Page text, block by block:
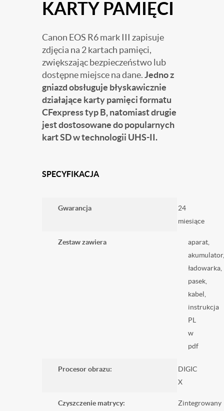
KARTY PAMIĘCI
Canon EOS R6 mark III zapisuje
zdjęcia na 2 kartach pamięci,
zwiększając bezpieczeństwo lub
dostępne miejsce na dane.Jedno z
gniazd obsługuje błyskawicznie
działające karty pamięci formatu
CFexpress typ B, natomiast drugie
jest dostosowane do popularnych
kart SD w technologii UHS-II.
SPECYFIKACJA
Gwarancja
24
miesiące
Zestaw zawiera
aparat,
akumulator,
ładowarka,
pasek,
kabel,
instrukcja
PL
w
pdf
Procesor obrazu:
DIGIC
X
Czyszczenie matrycy:
Zintegrowany